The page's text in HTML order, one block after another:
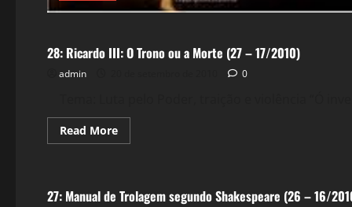
Literatura
28: Ricardo III: O Trono ou a Morte (27 – 17/2010)
admin 0
Read MoreRead
more
O
27: Manual de Trolagem segundo Shakespeare (26 – 16/